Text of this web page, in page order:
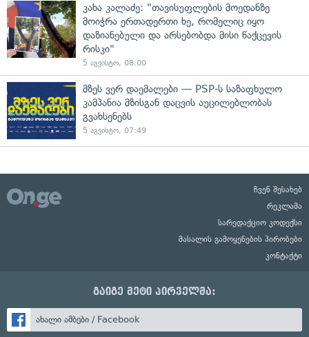
კახა კალაძე: "თავისუფლების მოედანზე
მოიჭრა ერთადერთი ხე, რომელიც იყო
დაზიანებული და არსებობდა მისი წაქცევის
რისკი"
5 აგვისტო, 08:00
მზეს ვერ დაემალები — PSP-ს საზაფხულო
კამპანია მზისგან დაცვის აუცილებლობას
გვახსენებს
5 აგვისტო, 07:49
ჩვენ შესახებ
რეკლამა
სარედაქციო კოდექსი
მასალის გამოყენების პირობები
კონტაქტი
გაიგე მეტი პირველმა:
ახალი ამბები / Facebook